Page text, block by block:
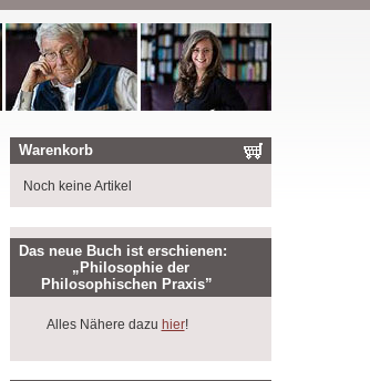
Warenkorb
Noch keine Artikel
Das neue Buch ist erschienen:
„Philosophie der
Philosophischen Praxis”
Alles Nähere dazu hier!